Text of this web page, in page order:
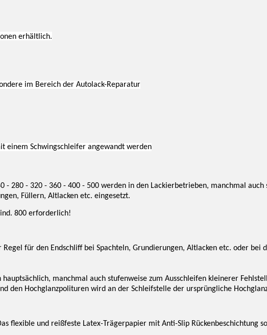
erhältlich.
im Bereich der Autolack-Reparatur
einem Schwingschleifer angewandt werden
- 280 - 320 - 360 - 400 - 500 werden in den Lackierbetrieben, manchmal auch
Füllern, Altlacken etc. eingesetzt.
800 erforderlich!
für den Endschliff bei Spachteln, Grundierungen, Altlacken etc. oder
manchmal auch stufenweise zum Ausschleifen kleinerer
den Hochglanzpolituren wird an der Schleifstelle der ursprüngliche
flexible und reißfeste Latex-Trägerpapier mit Anti-Slip Rückenbeschichtung